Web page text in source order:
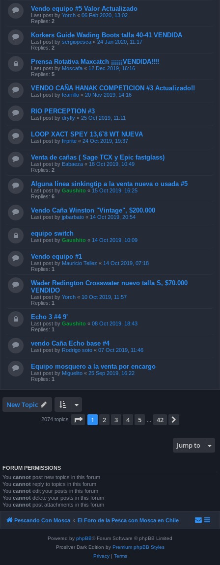
Vendo equipo #5 Valor Actualizado
Last post by Yorch « 06 Feb 2020, 13:02
Replies: 2
Korkers Guide Wading Boots talla 40-41 VENDIDA
Last post by sergiopesca « 24 Jan 2020, 11:17
Replies: 2
Prensa Rotativa Maxcatch ¡¡¡¡¡¡VENDIDA!!!!
Last post by Moscafa « 12 Dec 2019, 16:16
Replies: 5
VENDO CAÑA HANAK COMPETICION #3 Actualizado!!
Last post by fcarrillo « 20 Nov 2019, 14:16
RIO PERCEPTION #3
Last post by dryfly « 25 Oct 2019, 11:11
LOOP XACT SPEY 13,6`8 WT NUEVA
Last post by firprite « 24 Oct 2019, 19:37
Venta de cañas ( Sage TCX y Epic fastglass)
Last post by Eabaeza « 18 Oct 2019, 10:49
Replies: 2
Alguna línea sinkingtip a la venta nueva o usada #5
Last post by Gaushito « 15 Oct 2019, 16:25
Replies: 6
Vendo Caña Winston "Vintage", $200.000
Last post by jpbarbato « 14 Oct 2019, 20:54
equipo switch
Last post by Gaushito « 14 Oct 2019, 10:09
Vendo equipo #1
Last post by Mauricio Tellez « 14 Oct 2019, 07:18
Replies: 1
Wader Redington Crosswater nuevo talla S, $70.000
VENDIDO
Last post by Yorch « 10 Oct 2019, 11:57
Replies: 1
Echo 3 #4 9'
Last post by Gaushito « 08 Oct 2019, 18:43
Replies: 1
vendo Caña Echo base #4
Last post by Rodrigo soto « 07 Oct 2019, 11:46
Equipo mosquero a la venta por encargo
Last post by Miguelito « 25 Sep 2019, 16:22
Replies: 1
New Topic
2074 topics Page 1of 42
1 2 3 4 5 42
Jump to
FORUM PERMISSIONS
You cannot post new topics in this forum
You cannot reply to topics in this forum
You cannot edit your posts in this forum
You cannot delete your posts in this forum
You cannot post attachments in this forum
Pescando Con Mosca El Foro de la Pesca con Mosca en Chile
Powered by phpBB® Forum Software © phpBB Limited
Prosilver Dark Edition by Premium phpBB Styles
Privacy| Terms